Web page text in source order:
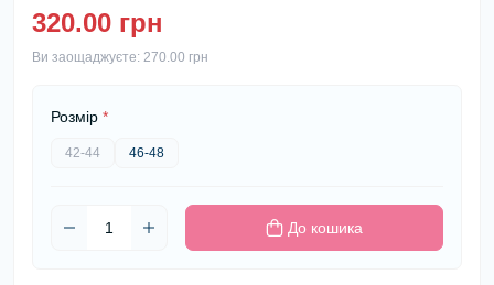
320.00 грн
Ви заощаджуєте: 270.00 грн
Розмір *
42-44 46-48
До кошика